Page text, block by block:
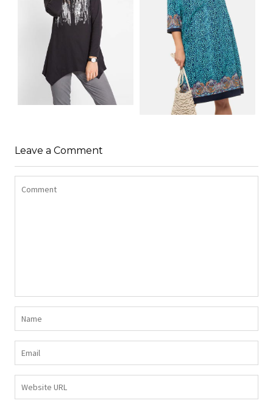
CEKINAMI CZARNY
Leave a Comment